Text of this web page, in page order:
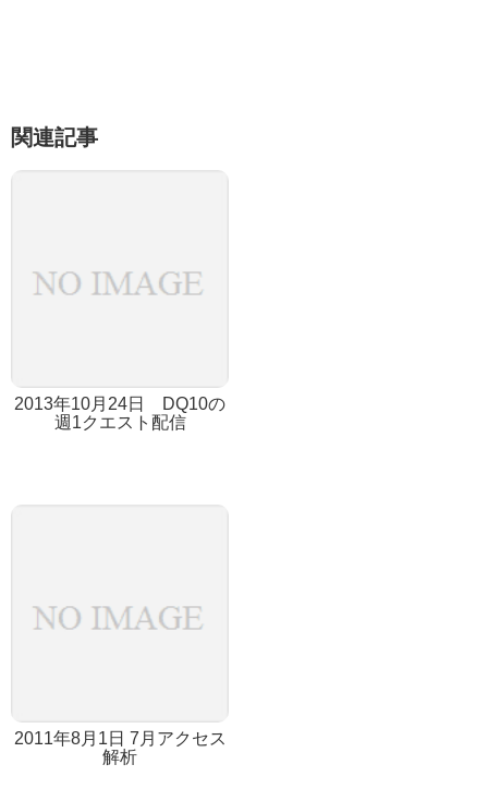
関連記事
2013年10月24日 DQ10の
週1クエスト配信
2011年8月1日 7月アクセス
解析